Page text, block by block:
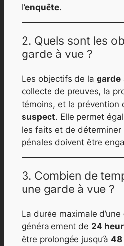
l’enquête.
2. Quels sont les
garde à vue ?
Les objectifs de la garde
collecte de preuves, la
témoins, et la prévention
suspect. Elle permet
les faits et de déterminer
pénales doivent être
3. Combien de
une garde à vue ?
La durée maximale d’une
généralement de 24
être prolongée jusqu’à 48